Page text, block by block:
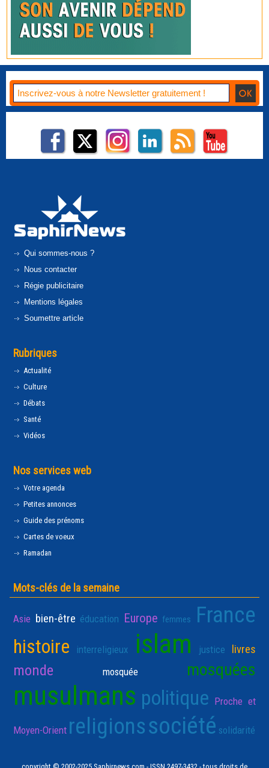
Qui sommes-nous ?
Nous contacter
Régie publicitaire
Mentions légales
Soumettre article
Rubriques
Actualité
Culture
Débats
Santé
Vidéos
Nos services web
Votre agenda
Petites annonces
Guide des prénoms
Cartes de voeux
Ramadan
Mots-clés de la semaine
Asie bien-être éducation Europe femmes France
histoire interreligieux islam justice livres
monde mosquée mosquées
musulmans politique Proche et
Moyen-Orient religionssociété solidarité